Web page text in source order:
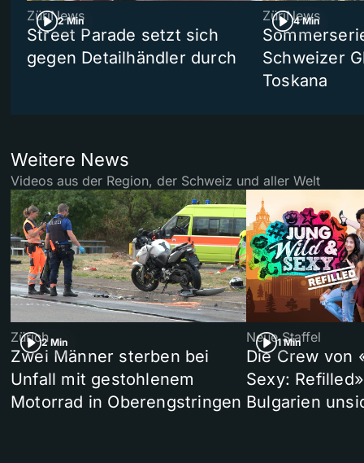
2 Min
ZüriNews
Street Parade setzt sich
gegen Detailhändler durch
4 Min
ZüriNews
Schweizer
Toskana
Weitere News
Videos aus der Region, der Schweiz und aller Welt
2 Min
Zürich
Zwei Männer sterben bei
Unfall mit gestohlenem
Motorrad in Oberengstringen
1 Min
Neue Staffel
Die Crew von
Sexy:
Bulgarien